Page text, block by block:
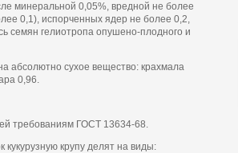
минеральной 0,05%, вредной не более
0,1), испорченных ядер не более 0,2,
семян гелиотропа опушено-плодного и
абсолютно сухое вещество: крахмала
0,96.
требованиям ГОСТ 13634-68.
кукурузную крупу делят на виды: